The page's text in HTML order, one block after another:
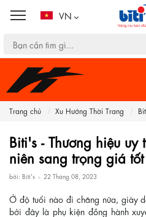
VN
Trang chủ Xu Hướng Thời Trang
Biti's - Thương hiệu
niên sang trọng giá tốt
bởi: Biti's 22 Tháng 08, 2023
Ở độ tuổi nào đi chăng nữa, giày
bởi đây là phụ kiện đồng hành